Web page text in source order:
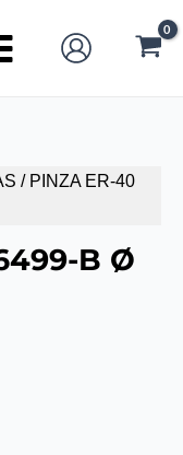
/ PINZA ER-40
B Ø